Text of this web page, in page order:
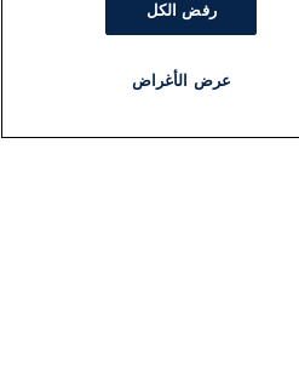
رفض الكل
عرض الأغراض